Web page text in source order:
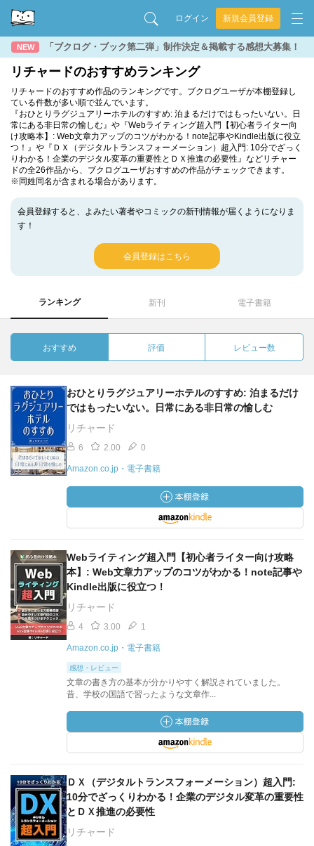
ログイン 新規会員登録
NEW 「ブクログ・ブック第二弾」制作決定＆掲載する感想大募集！
リチャードのおすすめランキング
リチャードのおすすめ作品のランキングです。ブクログユーザが本棚登録し
ている件数が多い順で並んでいます。
『おひとりラグジュアリーホテルのすすめ: 泊まるだけではもったいない。日
常にある非日常の愉しむ』や『Webライティング超入門【初心者ライター向
け攻略本】: Web文章力アップのコツがわかる！note記事やKindle出版に役立
つ！』や『ＤＸ（デジタルトランスフォーメーション）超入門: 10分でざっく
りわかる！企業のデジタル変革の重要性とＤＸ推進の必要性』などリチャー
ドの全26作品から、ブクログユーザおすすめの作品がチェックできます。
※同姓同名が含まれる場合があります。
会員登録すると、よみたい著者やコミックの新刊情報が届くようになりま
す！
会員登録はこちら
ランキング 新刊 電子書籍
おすすめ 評価 レビュー数
おひとりラグジュアリーホテルのすすめ: 泊まるだけ
ではもったいない。日常にある非日常の愉しむ
リチャード
6 2.00 0
Amazon.co.jp・電子書籍
Webライティング超入門【初心者ライター向け攻略
本】: Web文章力アップのコツがわかる！note記事や
Kindle出版に役立つ！
リチャード
4 3.00 1
Amazon.co.jp・電子書籍
感想・レビュー
文章の書き方の基本が分かりやすく解説されていました。
昔、学校の国語で習ったような文章作...
ＤＸ（デジタルトランスフォーメーション）超入門:
10分でざっくりわかる！企業のデジタル変革の重要性
とＤＸ推進の必要性
リチャード